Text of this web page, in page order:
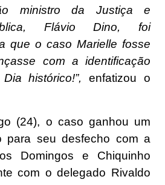
ministro da Justiça e
Flávio Dino, foi
que o caso Marielle fosse
com a identificação
histórico!”,
enfatizou o
(24), o caso ganhou um
para seu desfecho com a
Domingos e Chiquinho
com o delegado Rivaldo